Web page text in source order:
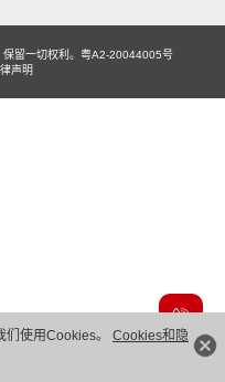
使用Cookies。 Cookies和隐
留一切权利。粤A2-20044005号
声明